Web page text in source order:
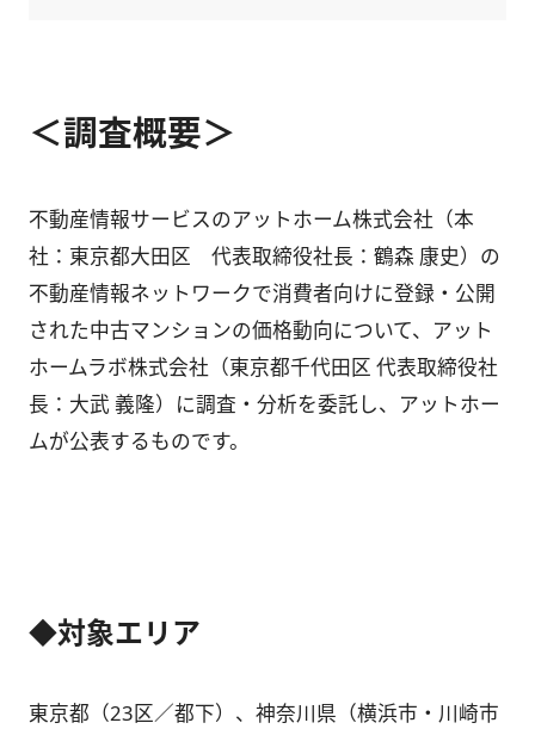
＜調査概要＞
不動産情報サービスのアットホーム株式会社（本
社：東京都大田区 代表取締役社長：鶴森 康史）の
不動産情報ネットワークで消費者向けに登録・公開
された中古マンションの価格動向について、アット
ホームラボ株式会社（東京都千代田区 代表取締役社
長：大武 義隆）に調査・分析を委託し、アットホー
ムが公表するものです。
◆対象エリア
東京都（23区／都下）、神奈川県（横浜市・川崎市